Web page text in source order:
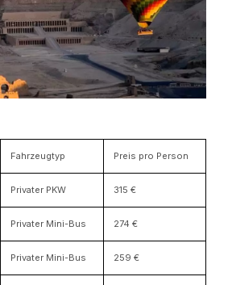
Fahrzeugtyp Preis pro Person
Privater PKW 315 €
Privater Mini-Bus 274 €
Privater Mini-Bus 259 €